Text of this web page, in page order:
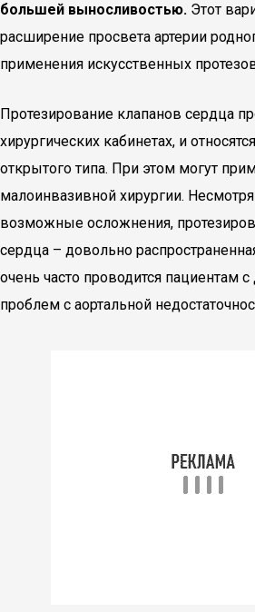
большей выносливостью. Этот
расширение просвета артерии
применения искусственных
Протезирование клапанов сердца
хирургических кабинетах, и
открытого типа. При этом могут
малоинвазивной хирургии.
возможные осложнения,
сердца – довольно
очень часто проводится пациентам
проблем с аортальной